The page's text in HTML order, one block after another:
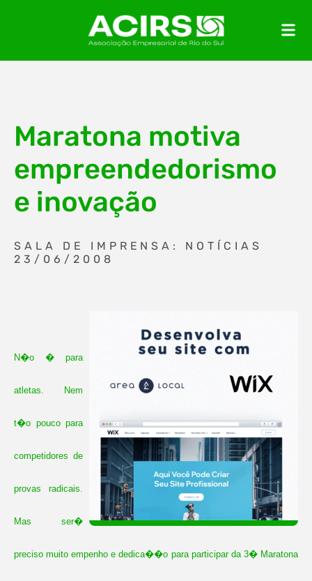
Maratona motiva
empreendedorismo
e inovação
SALA DE IMPRENSA: NOTÍCIAS
23/06/2008
N�o � para
atletas. Nem
t�o pouco para
competidores de
provas radicais.
Mas ser�
preciso muito empenho e dedica��o para participar da 3� Maratona